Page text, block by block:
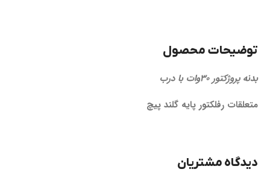
توضیحات محصول
بدنه پروژکتور 30وات با درب
متعلقات رفلکتور پایه گلند پیچ
دیدگاه مشتریان